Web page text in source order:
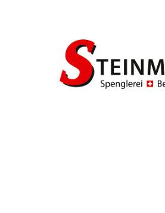
TROUVER ENTREPRISE
MAGAZINE SPÉCIALISÉ